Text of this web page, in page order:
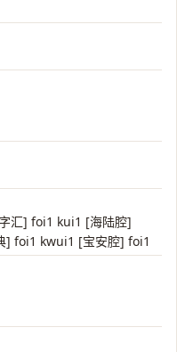
汇] foi1 kui1 [海陆腔]
] foi1 kwui1 [宝安腔] foi1